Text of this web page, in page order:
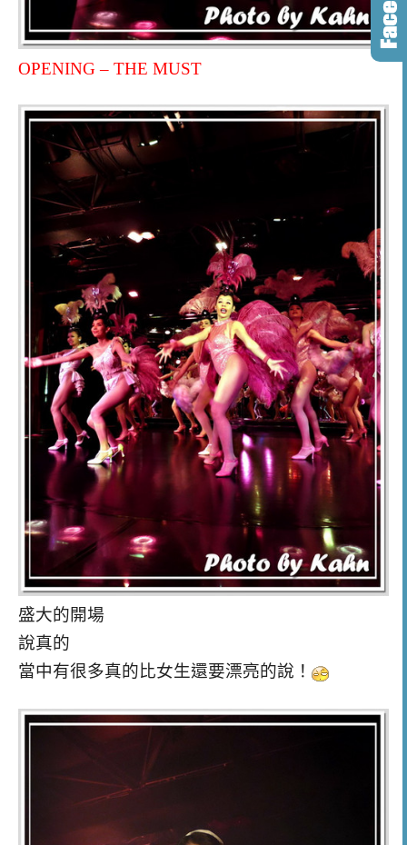
OPENING – THE MUST
盛大的開場
說真的
當中有很多真的比女生還要漂亮的說！